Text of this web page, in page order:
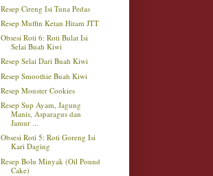
Resep Cireng Isi Tuna Pedas
Resep Muffin Ketan Hitam JTT
Obsesi Roti 6: Roti Bulat Isi
Selai Buah Kiwi
Resep Selai Dari Buah Kiwi
Resep Smoothie Buah Kiwi
Resep Monster Cookies
Resep Sup Ayam, Jagung
Manis, Asparagus dan
Jamur ...
Obsesi Roti 5: Roti Goreng Isi
Kari Daging
Resep Bolu Minyak (Oil Pound
Cake)